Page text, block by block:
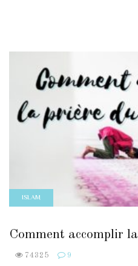
ISLAM
Comment accomplir
74325 9